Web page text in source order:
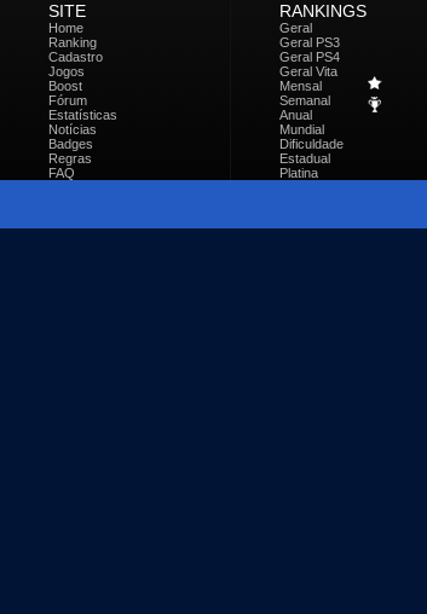
SITE RANKINGS
Home
Ranking
Cadastro
Jogos
Boost
Fórum
Estatísticas
Notícias
Badges
Regras
FAQ
Geral
Geral PS3
Geral PS4
Geral Vita
Mensal
Semanal
Anual
Mundial
Dificuldade
Estadual
Platina